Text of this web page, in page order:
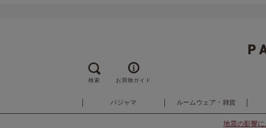
検索 お買物ガイド
パジャマ ルームウェア・雑貨
地震の影響に